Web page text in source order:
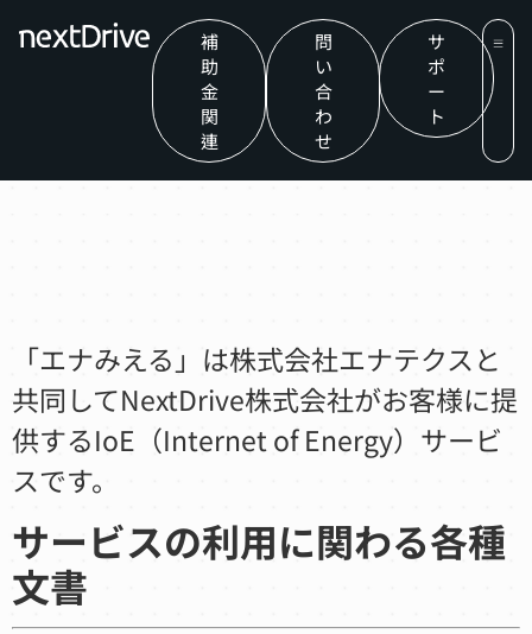
補
助
金
関
連
問
い
合
わ
せ
サ
ポ
ー
ト
「エナみえる」は株式会社エナテクスと
共同してNextDrive株式会社がお客様に提
供するIoE（Internet of Energy）サービ
スです。
サービスの利用に関わる各種
文書